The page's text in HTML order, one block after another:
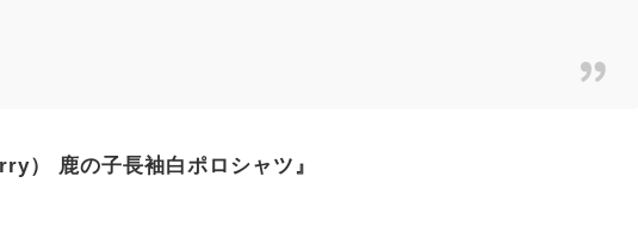
） 鹿の子長袖白ポロシャツ』